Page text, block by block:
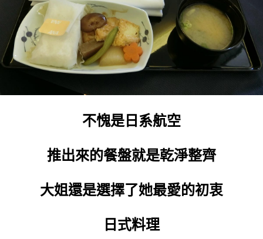
不愧是日系航空
推出來的餐盤就是乾淨整齊
大姐還是選擇了她最愛的初衷
日式料理